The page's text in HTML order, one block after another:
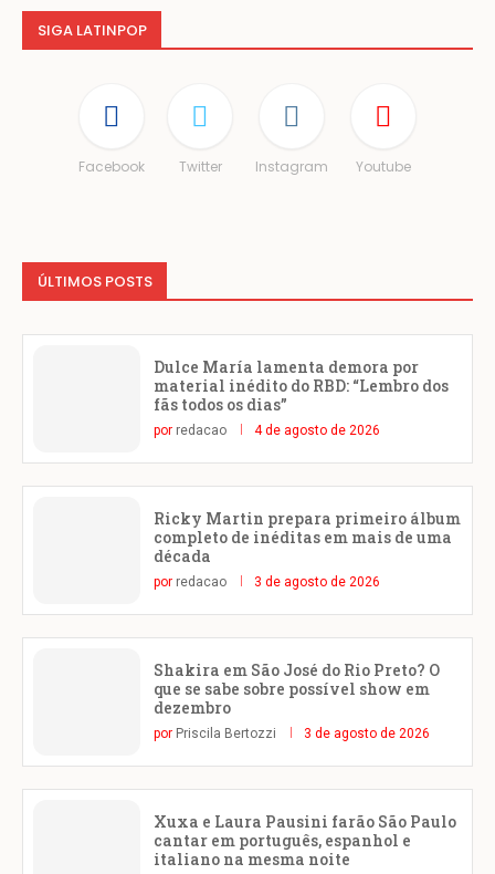
SIGA LATINPOP
Facebook Twitter Instagram Youtube
ÚLTIMOS POSTS
Dulce María lamenta demora por
material inédito do RBD: “Lembro dos
fãs todos os dias”
por redacao 4 de agosto de 2026
Ricky Martin prepara primeiro álbum
completo de inéditas em mais de uma
década
por redacao 3 de agosto de 2026
Shakira em São José do Rio Preto? O
que se sabe sobre possível show em
dezembro
por Priscila Bertozzi 3 de agosto de 2026
Xuxa e Laura Pausini farão São Paulo
cantar em português, espanhol e
italiano na mesma noite